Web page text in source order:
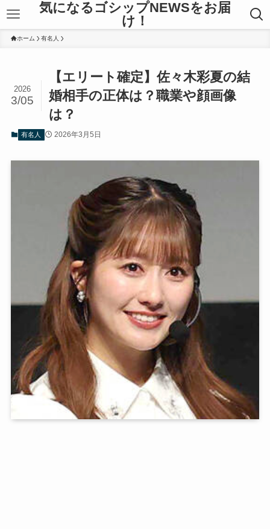
気になるゴシップNEWSをお届
け！
ホーム 有名人
【エリート確定】佐々木彩夏の結
婚相手の正体は？職業や顔画像
は？
2026
3/05
有名人 2026年3月5日